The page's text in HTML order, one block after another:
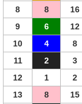
8
8 16
9
6 12
10
4 8
11
2 3
12
1 2
13
8 15